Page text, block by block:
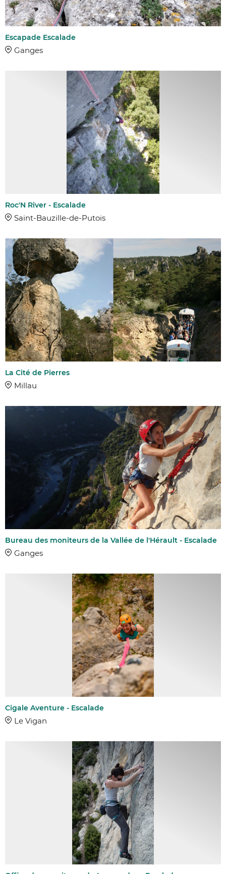
Escapade Escalade
Ganges
Roc'N River - Escalade
Saint-Bauzille-de-Putois
La Cité de Pierres
Millau
Bureau des moniteurs de la Vallée de l'Hérault - Escalade
Ganges
Cigale Aventure - Escalade
Le Vigan